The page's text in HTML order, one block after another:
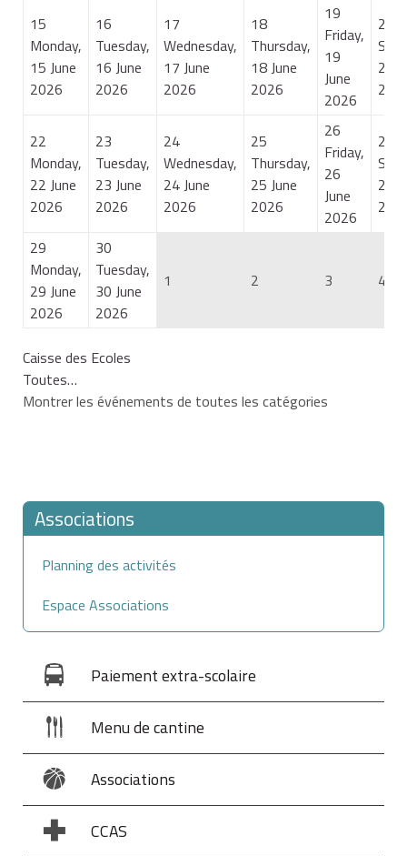
15
Monday,
15 June
2026
16
Tuesday,
16 June
2026
17
Wednesday,
17 June
2026
18
Thursday,
18 June
2026
19
Friday,
19
June
2026
20
20
22
Monday,
22 June
2026
23
Tuesday,
23 June
2026
24
Wednesday,
24 June
2026
25
Thursday,
25 June
2026
26
Friday,
26
June
2026
27
27
29
Monday,
29 June
2026
30
Tuesday,
30 June
2026
1 2 3 4
Caisse des Ecoles
Toutes…
Montrer les événements de toutes les catégories
Associations
Planning des activités
Espace Associations
Paiement extra-scolaire
Menu de cantine
Associations
CCAS